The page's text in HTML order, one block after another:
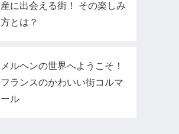
産に出会える街！ その楽しみ
方とは？
メルヘンの世界へようこそ！
フランスのかわいい街コルマ
ール